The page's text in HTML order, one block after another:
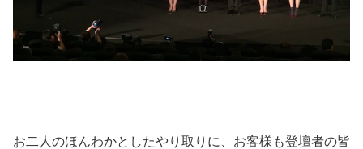
お二人のほんわかとしたやり取りに、お客様も登壇者の皆